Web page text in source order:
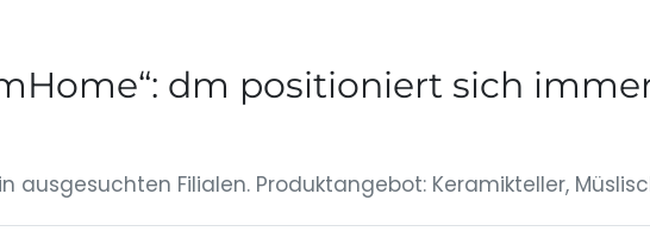
dm positioniert sich
ausgesuchten Filialen. Produktangebot: Keramikteller,